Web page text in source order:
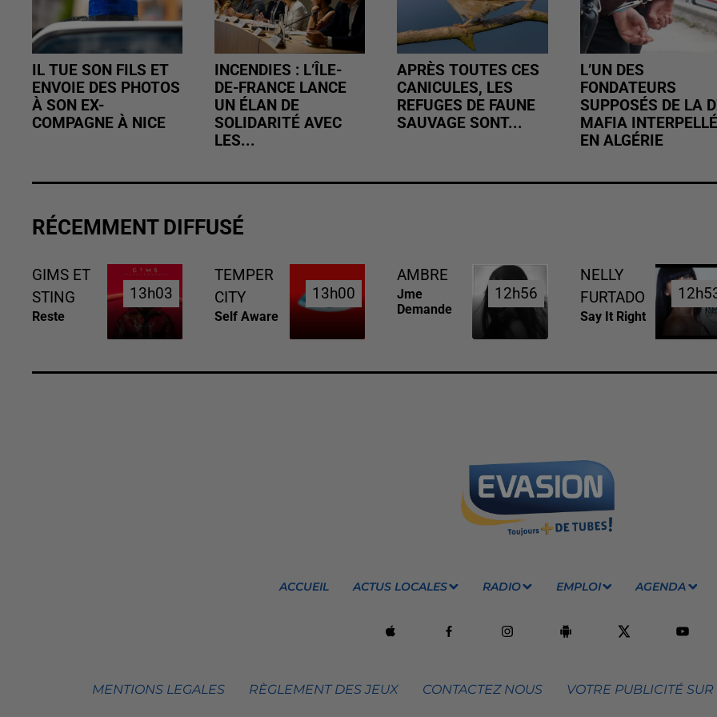
IL TUE SON FILS ET
ENVOIE DES PHOTOS
À SON EX-
COMPAGNE À NICE
INCENDIES : L’ÎLE-
DE-FRANCE LANCE
UN ÉLAN DE
SOLIDARITÉ AVEC
LES...
APRÈS TOUTES CES
CANICULES, LES
REFUGES DE FAUNE
SAUVAGE SONT...
L’UN DES
FONDATEURS
SUPPOSÉS DE LA
MAFIA INTERPELLÉ
EN ALGÉRIE
RÉCEMMENT DIFFUSÉ
GIMS ET
STING
Reste
13h03
13h03
TEMPER
CITY
Self Aware
13h00
13h00
AMBRE
Jme
Demande
12h56
12h56
NELLY
FURTADO
Say It Right
ACCUEIL ACTUS LOCALES RADIO EMPLOI AGENDA
MENTIONS LEGALES RÈGLEMENT DES JEUX CONTACTEZ NOUS VOTRE PUBLICITÉ